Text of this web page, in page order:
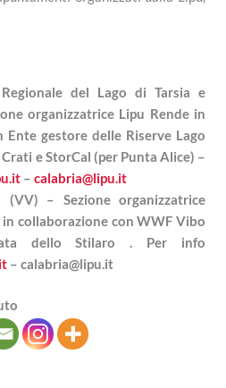
del Lago di Tarsia e
organizzatrice Lipu Rende in
Ente gestore delle Riserve Lago
Crati e StorCal (per Punta Alice) –
–calabria@lipu.it
(VV) – Sezione organizzatrice
collaborazione con WWF Vibo
dello Stilaro . Per info
– calabria@lipu.it